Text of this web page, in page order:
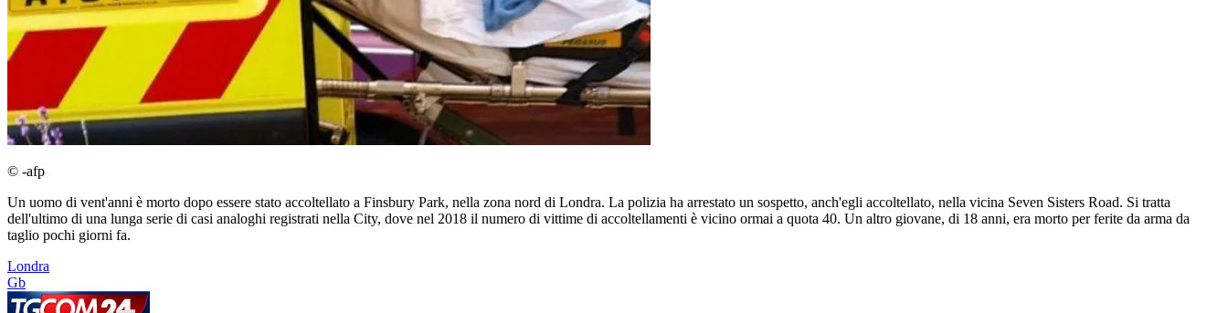
© -afp
Un uomo di vent'anni è morto dopo essere stato accoltellato a Finsbury Park, nella zona nord di Londra. La polizia ha arrestato un sospetto, anch'egli accoltellato, nella vicina Seven Sisters Road. Si tratta
dell'ultimo di una lunga serie di casi analoghi registrati nella City, dove nel 2018 il numero di vittime di accoltellamenti è vicino ormai a quota 40. Un altro giovane, di 18 anni, era morto per ferite da arma da
taglio pochi giorni fa.
Londra
Gb